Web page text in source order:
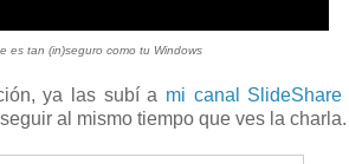
es tan (in)seguro como tu Windows
ya las subí a mi canal SlideShare
al mismo tiempo que ves la charla.